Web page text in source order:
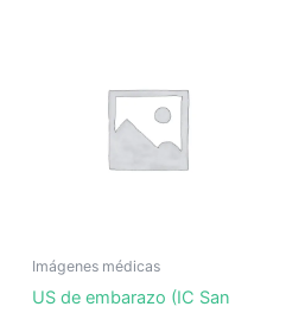
Imágenes médicas
US de embarazo (IC San